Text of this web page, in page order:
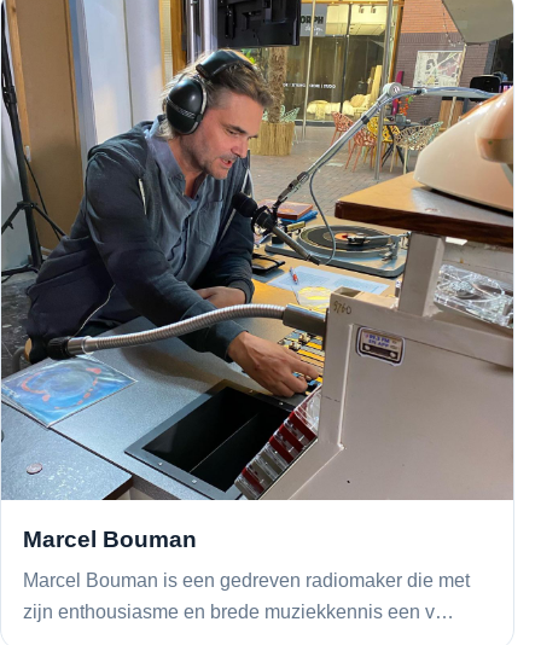
Marcel Bouman
Marcel Bouman is een gedreven radiomaker die met
zijn enthousiasme en brede muziekkennis een v…